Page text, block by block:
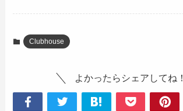
Clubhouse
よかったらシェアしてね！